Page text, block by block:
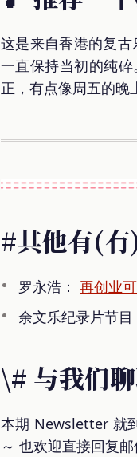
这是来自香港的复
一直保持当初的纯
正，有点像周五的晚
#其他有(
罗永浩：再创业
余文乐纪录片节目
\# 与我们
本期 Newsletter 就
～ 也欢迎直接回复邮